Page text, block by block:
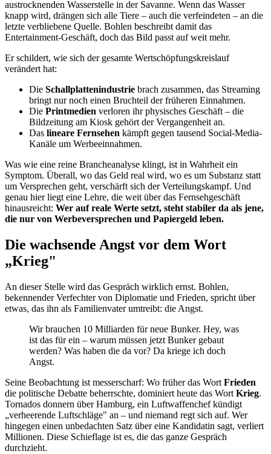
austrocknenden Wasserstelle in der Savanne. Wenn das Wasser
knapp wird, drängen sich alle Tiere – auch die verfeindeten – an die
letzte verbliebene Quelle. Bohlen beschreibt damit das
Entertainment-Geschäft, doch das Bild passt auf weit mehr.
Er schildert, wie sich der gesamte Wertschöpfungskreislauf
verändert hat:
Die Schallplattenindustrie brach zusammen, das Streaming
bringt nur noch einen Bruchteil der früheren Einnahmen.
Die Printmedien verloren ihr physisches Geschäft – die
Bildzeitung am Kiosk gehört der Vergangenheit an.
Das lineare Fernsehen kämpft gegen tausend Social-Media-
Kanäle um Werbeeinnahmen.
Was wie eine reine Brancheanalyse klingt, ist in Wahrheit ein
Symptom. Überall, wo das Geld real wird, wo es um Substanz statt
um Versprechen geht, verschärft sich der Verteilungskampf. Und
genau hier liegt eine Lehre, die weit über das Fernsehgeschäft
hinausreicht: Wer auf reale Werte setzt, steht stabiler da als jene,
die nur von Werbeversprechen und Papiergeld leben.
Die wachsende Angst vor dem Wort
„Krieg"
An dieser Stelle wird das Gespräch wirklich ernst. Bohlen,
bekennender Verfechter von Diplomatie und Frieden, spricht über
etwas, das ihn als Familienvater umtreibt: die Angst.
Wir brauchen 10 Milliarden für neue Bunker. Hey, was
ist das für ein – warum müssen jetzt Bunker gebaut
werden? Was haben die da vor? Da kriege ich doch
Angst.
Seine Beobachtung ist messerscharf: Wo früher das Wort Frieden
die politische Debatte beherrschte, dominiert heute das Wort Krieg.
Tornados donnern über Hamburg, ein Luftwaffenchef kündigt
„verheerende Luftschläge" an – und niemand regt sich auf. Wer
hingegen einen unbedachten Satz über eine Kandidatin sagt, verliert
Millionen. Diese Schieflage ist es, die das ganze Gespräch
durchzieht.